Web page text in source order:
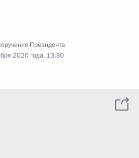
Президента
2020 года, 13:30